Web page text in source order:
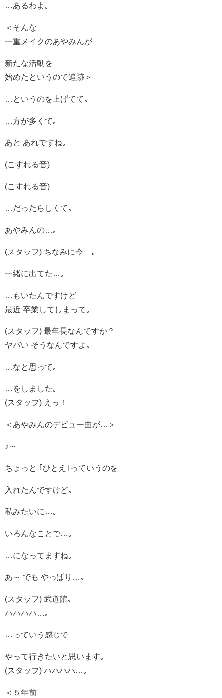
…あるわよ｡
＜そんな
一重メイクのあやみんが
新たな活動を
始めたというので追跡＞
…というのを上げてて｡
…方が多くて｡
あと あれですね｡
(こすれる音)
(こすれる音)
…だったらしくて｡
あやみんの…｡
(スタッフ) ちなみに今…｡
一緒に出てた…｡
…もいたんですけど
最近 卒業してしまって｡
(スタッフ) 最年長なんですか？
ヤバい そうなんですよ｡
…なと思って｡
…をしました｡
(スタッフ) えっ！
＜あやみんのデビュー曲が…＞
♪～
ちょっと ｢ひとえ｣っていうのを
入れたんですけど｡
私みたいに…｡
いろんなことで…｡
…になってますね｡
あ～ でも やっぱり…｡
(スタッフ) 武道館｡
ハハハハ…｡
…っていう感じで
やって行きたいと思います｡
(スタッフ) ハハハハ…｡
＜５年前